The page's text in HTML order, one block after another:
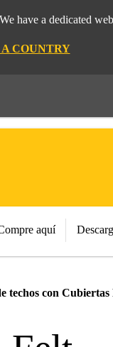
have a dedicated
COUNTRY
aquí
techos con Cubiertas